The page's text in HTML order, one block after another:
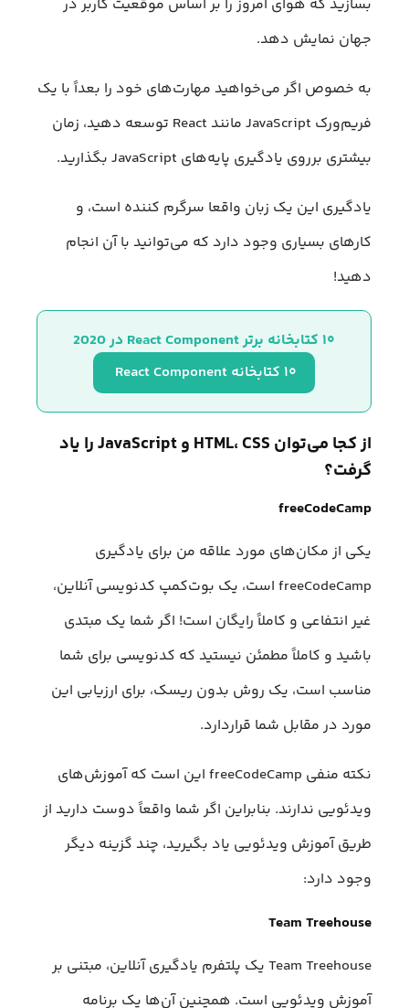
بسازید که هوای امروز را بر اساس موقعیت کاربر در
جهان نمایش دهد.
به خصوص اگر می‌خواهید مهارت‌های خود را بعداً با یک
فریم‌ورک JavaScript مانند React توسعه دهید، زمان
بیشتری برروی یادگیری پایه‌های JavaScript بگذارید.
یادگیری این یک زبان واقعا سرگرم کننده است، و
کارهای بسیاری وجود دارد که می‌توانید با آن انجام
دهید!
۱۰ کتابخانه برتر React Component در 2020
۱۰ کتابخانه React Component
از کجا می‌توان HTML، CSS و JavaScript را یاد
گرفت؟
freeCodeCamp
یکی از مکان‌های مورد علاقه من برای یادگیری
freeCodeCamp است، یک بوت‌کمپ کد‌نویسی آنلاین،
غیر انتفاعی و کاملاً رایگان است! اگر شما یک مبتدی
باشید و کاملاً مطمئن نیستید که کد‌نویسی برای شما
مناسب است، یک روش بدون ریسک، برای ارزیابی این
مورد در مقابل شما قرار‌دارد.
نکته منفی freeCodeCamp این است که آموزش‌های
ویدئویی ندارند. بنابراین اگر شما واقعاً دوست دارید از
طریق آموزش ویدئویی یاد بگیرید، چند گزینه دیگر
وجود دارد:
Team Treehouse
Team Treehouse یک پلتفرم یادگیری آنلاین، مبتنی بر
آموزش ویدئویی است. همچنین آن‌ها یک برنامه